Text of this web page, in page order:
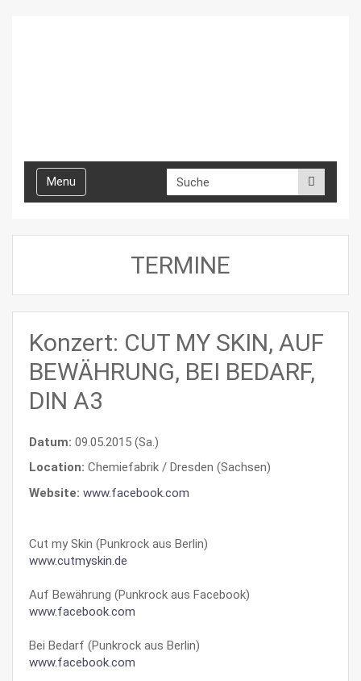
Toggle
navigation
Menu
TERMINE
Konzert: CUT MY SKIN, AUF
BEWÄHRUNG, BEI BEDARF,
DIN A3
Datum: 09.05.2015 (Sa.)
Location: Chemiefabrik / Dresden (Sachsen)
Website: www.facebook.com
Cut my Skin (Punkrock aus Berlin)
www.cutmyskin.de
Auf Bewährung (Punkrock aus Facebook)
www.facebook.com
Bei Bedarf (Punkrock aus Berlin)
www.facebook.com